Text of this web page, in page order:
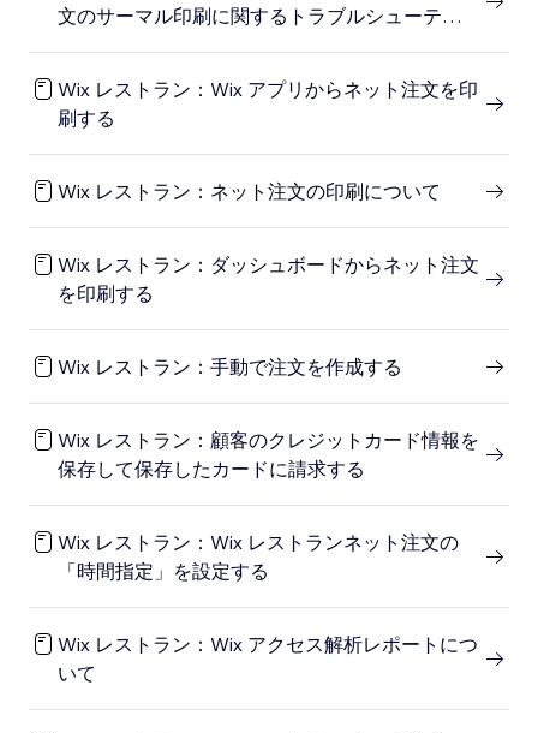
文のサーマル印刷に関するトラブルシューティン
Wix レストラン：Wix アプリからネット注文を印
刷する
Wix レストラン：ネット注文の印刷について
Wix レストラン：ダッシュボードからネット注文
を印刷する
Wix レストラン：手動で注文を作成する
Wix レストラン：顧客のクレジットカード情報を
保存して保存したカードに請求する
Wix レストラン：Wix レストランネット注文の
「時間指定」を設定する
Wix レストラン：Wix アクセス解析レポートにつ
いて